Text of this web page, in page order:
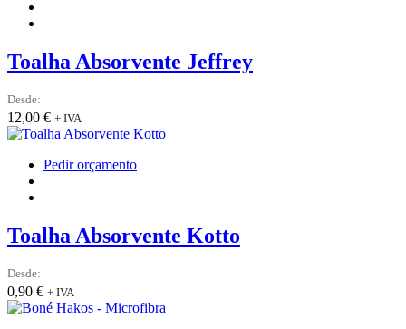
Toalha Absorvente Jeffrey
Desde:
12,00 € + IVA
Pedir orçamento
Toalha Absorvente Kotto
Desde:
0,90 € + IVA